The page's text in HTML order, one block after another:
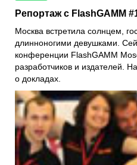
Репортаж с FlashGAMM
Москва встретила солнцем,
длинноногими девушками.
конференции FlashGAMM
разработчиков и издателей.
о докладах.